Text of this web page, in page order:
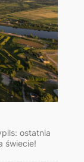
ostatnia
świecie!